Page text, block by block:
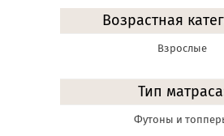
Возрастная
Взрослые
Тип
Футоны и